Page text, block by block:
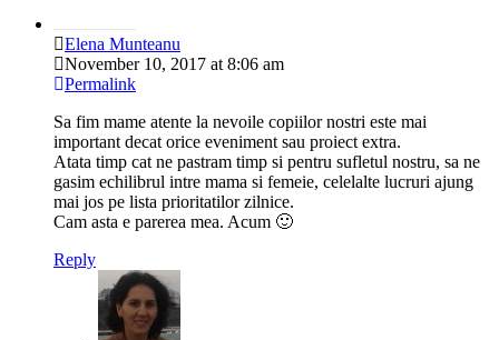
Elena Munteanu
November 10, 2017 at 8:06 am
Permalink
Sa fim mame atente la nevoile copiilor nostri este mai
important decat orice eveniment sau proiect extra.
Atata timp cat ne pastram timp si pentru sufletul nostru, sa ne
gasim echilibrul intre mama si femeie, celelalte lucruri ajung
mai jos pe lista prioritatilor zilnice.
Cam asta e parerea mea. Acum 🙂
Reply